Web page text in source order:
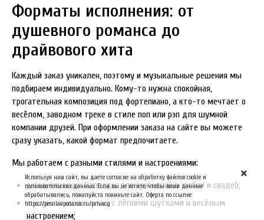
Форматы исполнения: от
душевного романса до
драйвового хита
Каждый заказ уникален, поэтому и музыкальные решения мы
подбираем индивидуально. Кому-то нужна спокойная,
трогательная композиция под фортепиано, а кто-то мечтает о
весёлом, заводном треке в стиле поп или рэп для шумной
компании друзей. При оформлении заказа на сайте вы можете
сразу указать, какой формат предпочитаете.
Мы работаем с разными стилями и настроениями:
романтические баллады для признаний в любви и свадеб;
юмористические песни с лёгкими шутками и весёлым
настроением;
Используя наш сайт, вы даете согласие на обработку файлов cookie и
пользовательских данных. Если вы не хотите, чтобы ваши данные
обрабатывались, пожалуйста покиньте сайт. Оферта по ссылке
https://pesniavpodarok.ru/privacy